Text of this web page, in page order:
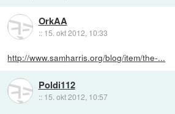
OrkAA
:: 15. okt 2012, 10:33
http://www.samharris.org/blog/item/the-...
Poldi112
:: 15. okt 2012, 10:57